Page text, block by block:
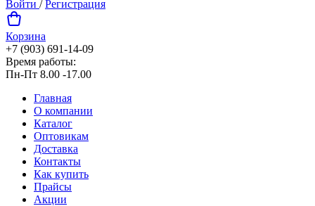
Войти /Регистрация
Корзина
+7 (903) 691-14-09
Время работы:
Пн-Пт 8.00 -17.00
Главная
О компании
Каталог
Оптовикам
Доставка
Контакты
Как купить
Прайсы
Акции